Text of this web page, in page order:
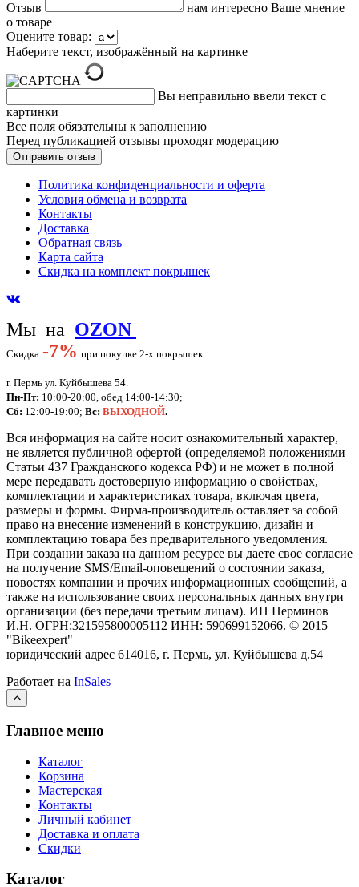
Отзыв
нам интересно Ваше мнение
о товаре
Оцените товар:
Наберите текст, изображённый на картинке
Вы неправильно ввели текст с
картинки
Все поля обязательны к заполнению
Перед публикацией отзывы проходят модерацию
Политика конфиденциальности и оферта
Условия обмена и возврата
Контакты
Доставка
Обратная связь
Карта сайта
Скидка на комплект покрышек
Мы на OZON
Скидка -7% при покупке 2-х покрышек
г. Пермь ул. Куйбышева 54.
Пн-Пт: 10:00-20:00, обед 14:00-14:30;
Сб: 12:00-19:00; Вс: ВЫХОДНОЙ.
Вся информация на сайте носит ознакомительный характер,
не является публичной офертой (определяемой положениями
Статьи 437 Гражданского кодекса РФ) и не может в полной
мере передавать достоверную информацию о свойствах,
комплектации и характеристиках товара, включая цвета,
размеры и формы. Фирма-производитель оставляет за собой
право на внесение изменений в конструкцию, дизайн и
комплектацию товара без предварительного уведомления.
При создании заказа на данном ресурсе вы даете свое согласие
на получение SMS/Email-оповещений о состоянии заказа,
новостях компании и прочих информационных сообщений, а
также на использование своих персональных данных внутри
организации (без передачи третьим лицам). ИП Перминов
И.Н. ОГРН:321595800005112 ИНН: 590699152066. © 2015
"Bikeexpert"
юридический адрес 614016, г. Пермь, ул. Куйбышева д.54
Работает на InSales
Главное меню
Каталог
Корзина
Мастерская
Контакты
Личный кабинет
Доставка и оплата
Скидки
Каталог